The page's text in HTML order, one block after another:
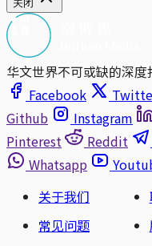
关闭
华文世界不可或缺的深
Facebook
Github
Instagram
Pinterest
Reddit
Whatsapp
关于我们
常见问题